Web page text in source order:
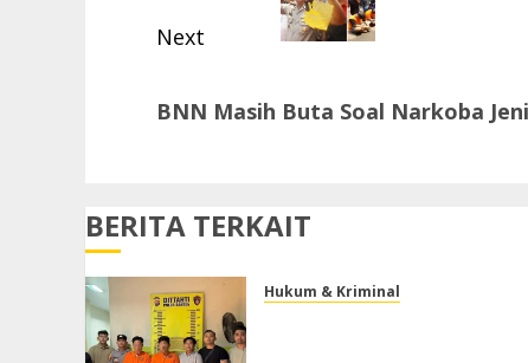
Next
post:
BNN Masih Buta Soal Narkoba
BERITA TERKAIT
Hukum & Kriminal